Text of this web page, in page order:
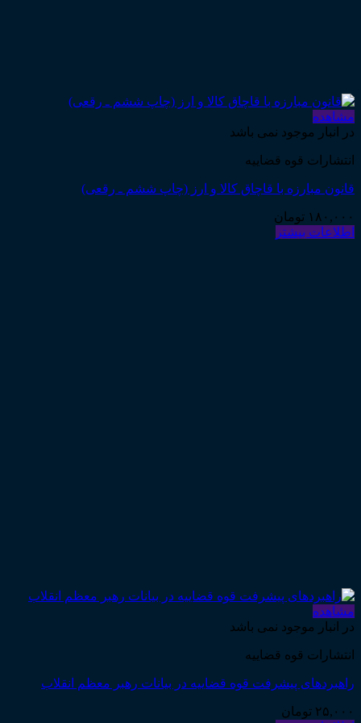
مشاهده
در انبار موجود نمی باشد
انتشارات قوه قضاییه
قانون مبارزه با قاچاق کالا و ارز (چاپ ششم ـ رقعی)
۱۸۰,۰۰۰ تومان
اطلاعات بیشتر
مشاهده
در انبار موجود نمی باشد
انتشارات قوه قضاییه
راهبردهای پیشرفت قوه قضاییه در بیانات رهبر معظم انقلاب
۲۵,۰۰۰ تومان